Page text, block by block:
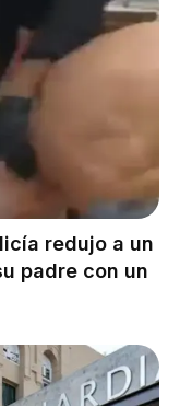
redujo a un
padre con un